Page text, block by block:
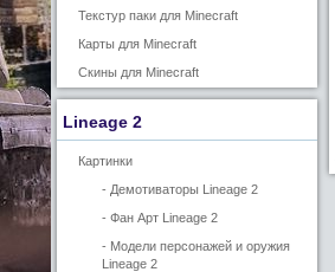
Текстур паки для Minecraft
Карты для Minecraft
Скины для Minecraft
Lineage 2
Картинки
- Демотиваторы Lineage 2
- Фан Арт Lineage 2
- Модели персонажей и оружия
Lineage 2